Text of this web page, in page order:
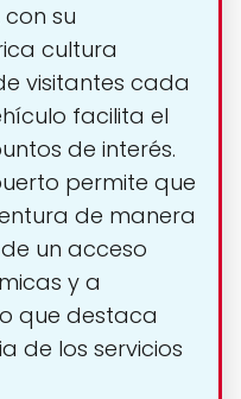
su
cultura
visitantes cada
facilita el
de interés.
permite que
de manera
un acceso
y a
que destaca
de los servicios